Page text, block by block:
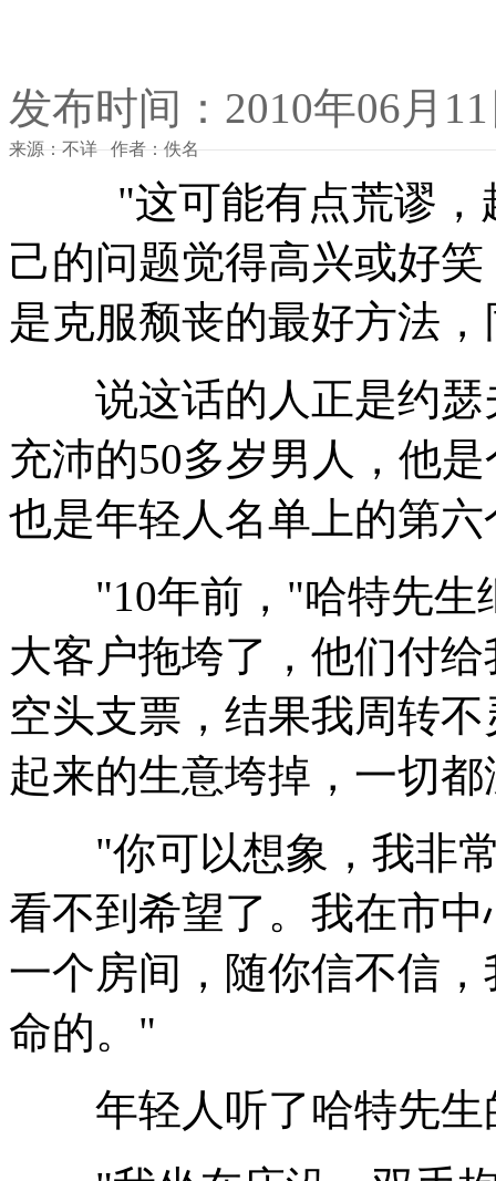
发布时间：2010年06月
来源：不详 作者：佚名
"这可能有点荒谬，
己的问题觉得高兴或好
是克服颓丧的最好方法
说这话的人正是约瑟
充沛的50多岁男人，他
也是年轻人名单上的第六
"10年前，"哈特先生
大客户拖垮了，他们付
空头支票，结果我周转
起来的生意垮掉，一切
"你可以想象，我非常
看不到希望了。我在市
一个房间，随你信不信
命的。"
年轻人听了哈特先生